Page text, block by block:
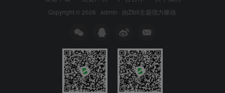
Copyright © 2026 · admin · 由Zibll主题强力驱动.